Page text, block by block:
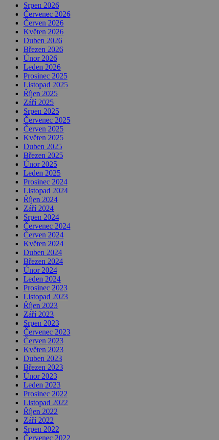
Srpen 2026
Červenec 2026
Červen 2026
Květen 2026
Duben 2026
Březen 2026
Únor 2026
Leden 2026
Prosinec 2025
Listopad 2025
Říjen 2025
Září 2025
Srpen 2025
Červenec 2025
Červen 2025
Květen 2025
Duben 2025
Březen 2025
Únor 2025
Leden 2025
Prosinec 2024
Listopad 2024
Říjen 2024
Září 2024
Srpen 2024
Červenec 2024
Červen 2024
Květen 2024
Duben 2024
Březen 2024
Únor 2024
Leden 2024
Prosinec 2023
Listopad 2023
Říjen 2023
Září 2023
Srpen 2023
Červenec 2023
Červen 2023
Květen 2023
Duben 2023
Březen 2023
Únor 2023
Leden 2023
Prosinec 2022
Listopad 2022
Říjen 2022
Září 2022
Srpen 2022
Červenec 2022